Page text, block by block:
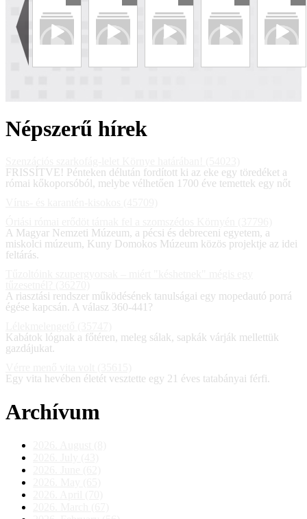
Népszerű hírek
FRISSÍTVE! Pénteken délután fordított ki az eke egy töredéket a
római kőkoporsóból, melybe vélhetően 1700 éve temettek egy nőt
A Magyar Nemzeti Múzeum, a pécsi és debreceni egyetem, a
miskolci múzeum, Kuny Domokos Múzeum közös projektje az idei
feltárás.
A riasztási rendszer működésének tanulságai egy mopedautó porrá
égése kapcsán. A válasz 360-441?
Kabátok lógnak a főtéren, meleg sálak, sapkák várják mellettük
gazdájukat.
Egy vita hevében életét vesztette egy 21 éves tatabányai férfi.
Archívum